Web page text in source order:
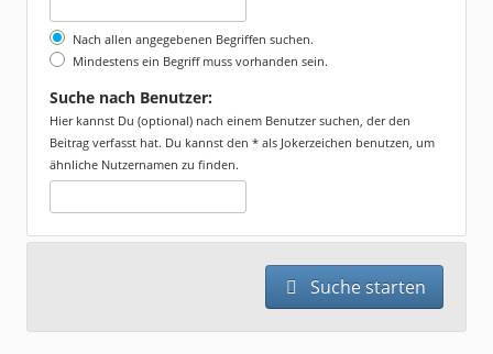
Nach allen angegebenen Begriffen suchen.
Mindestens ein Begriff muss vorhanden sein.
Suche nach Benutzer:
Hier kannst Du (optional) nach einem Benutzer suchen, der den
Beitrag verfasst hat. Du kannst den * als Jokerzeichen benutzen, um
ähnliche Nutzernamen zu finden.
Suche starten